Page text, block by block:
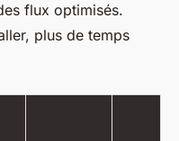
flux optimisés.
plus de temps